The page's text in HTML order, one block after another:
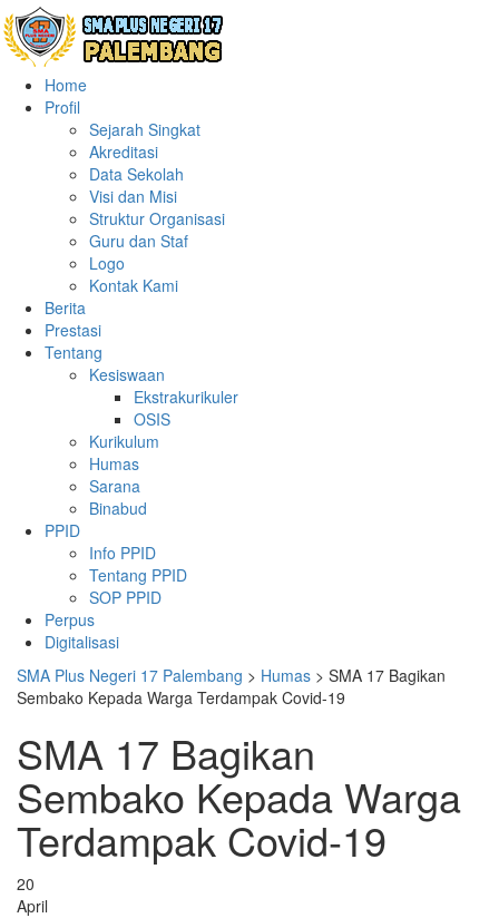
Home
Profil
Sejarah Singkat
Akreditasi
Data Sekolah
Visi dan Misi
Struktur Organisasi
Guru dan Staf
Logo
Kontak Kami
Berita
Prestasi
Tentang
Kesiswaan
Ekstrakurikuler
OSIS
Kurikulum
Humas
Sarana
Binabud
PPID
Info PPID
Tentang PPID
SOP PPID
Perpus
Digitalisasi
SMA Plus Negeri 17 Palembang > Humas > SMA 17 Bagikan
Sembako Kepada Warga Terdampak Covid-19
SMA 17 Bagikan
Sembako Kepada Warga
Terdampak Covid-19
20
April